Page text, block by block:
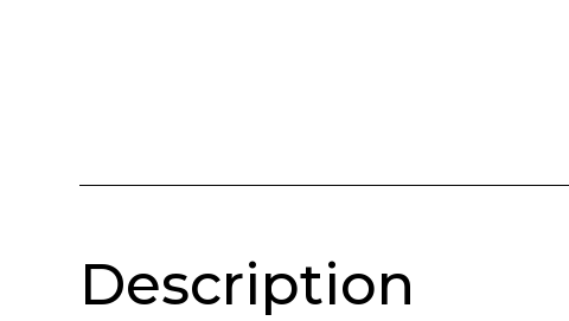
Description